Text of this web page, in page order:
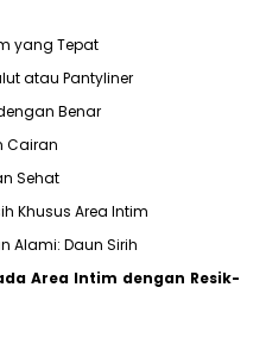
yang Tepat
atau Pantyliner
Benar
Cairan
Sehat
Khusus Area Intim
Alami: Daun Sirih
Area Intim dengan Resik-